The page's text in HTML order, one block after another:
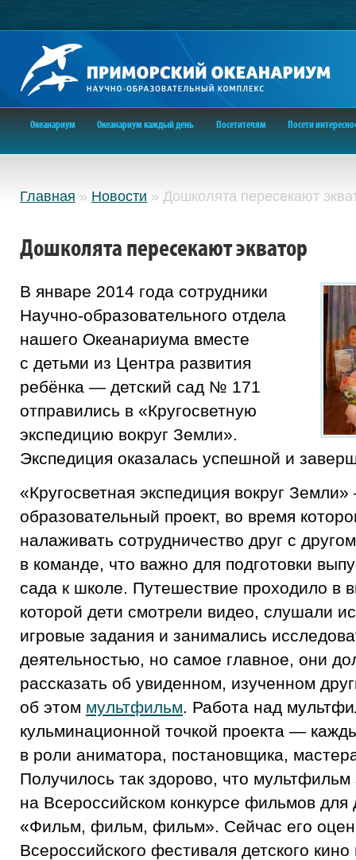
Океанариум Океанариум каждый день Посетителям Посети
Главная » Новости » Дошколята пересекают
Дошколята пересекают экватор
В январе 2014 года сотрудники
Научно-образовательного отдела
нашего Океанариума вместе
с детьми из Центра развития
ребёнка — детский сад № 171
отправились в «Кругосветную
экспедицию вокруг Земли».
Экспедиция оказалась успешной и
«Кругосветная экспедиция вокруг
образовательный проект, во время
налаживать сотрудничество друг с
в команде, что важно для подготовки
сада к школе. Путешествие проходило в
которой дети смотрели видео, слушали
игровые задания и занимались
деятельностью, но самое главное, они
рассказать об увиденном, изученном
об этом мультфильм. Работа над
кульминационной точкой проекта —
в роли аниматора, постановщика,
Получилось так здорово, что
на Всероссийском конкурсе фильмов
«Фильм, фильм, фильм». Сейчас его
Всероссийского фестиваля детского